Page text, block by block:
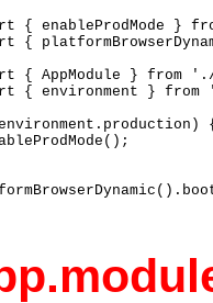
{ enableProdMode }
{
{ AppModule } from
{ environment } from